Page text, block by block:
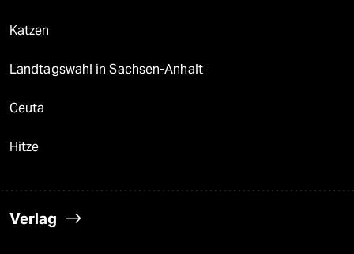
Katzen
Landtagswahl in Sachsen-Anhalt
Ceuta
Hitze
Verlag